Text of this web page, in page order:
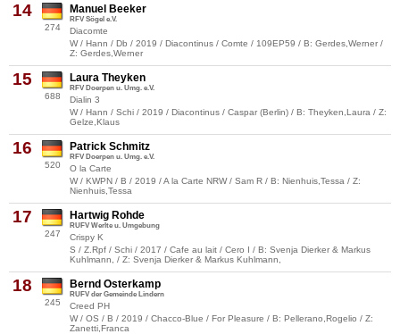
14
274
Manuel Beeker
RFV Sögel e.V.
Diacomte
W / Hann / Db / 2019 / Diacontinus / Comte / 109EP59 / B: Gerdes,Werner /
Z: Gerdes,Werner
15
688
Laura Theyken
RFV Doerpen u. Umg. e.V.
Dialin 3
W / Hann / Schi / 2019 / Diacontinus / Caspar (Berlin) / B: Theyken,Laura / Z:
Gelze,Klaus
16
520
Patrick Schmitz
RFV Doerpen u. Umg. e.V.
O la Carte
W / KWPN / B / 2019 / A la Carte NRW / Sam R / B: Nienhuis,Tessa / Z:
Nienhuis,Tessa
17
247
Hartwig Rohde
RUFV Werlte u. Umgebung
Crispy K
S / Z.Rpf / Schi / 2017 / Cafe au lait / Cero I / B: Svenja Dierker & Markus
Kuhlmann, / Z: Svenja Dierker & Markus Kuhlmann,
18
245
Bernd Osterkamp
RUFV der Gemeinde Lindern
Creed PH
W / OS / B / 2019 / Chacco-Blue / For Pleasure / B: Pellerano,Rogelio / Z:
Zanetti,Franca